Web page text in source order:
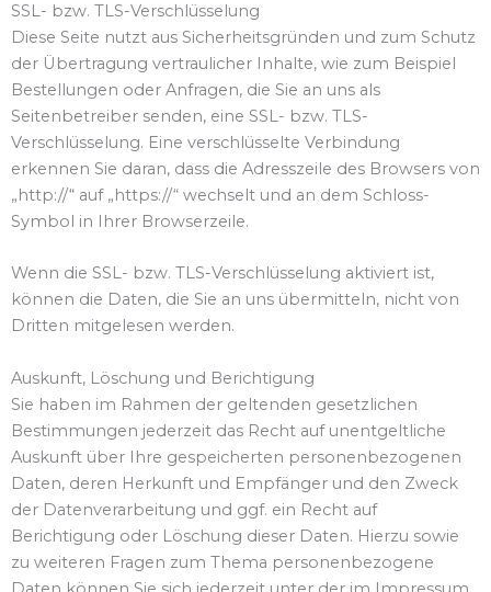
SSL- bzw. TLS-Verschlüsselung
Diese Seite nutzt aus Sicherheitsgründen und zum Schutz
der Übertragung vertraulicher Inhalte, wie zum Beispiel
Bestellungen oder Anfragen, die Sie an uns als
Seitenbetreiber senden, eine SSL- bzw. TLS-
Verschlüsselung. Eine verschlüsselte Verbindung
erkennen Sie daran, dass die Adresszeile des Browsers von
„http://“ auf „https://“ wechselt und an dem Schloss-
Symbol in Ihrer Browserzeile.
Wenn die SSL- bzw. TLS-Verschlüsselung aktiviert ist,
können die Daten, die Sie an uns übermitteln, nicht von
Dritten mitgelesen werden.
Auskunft, Löschung und Berichtigung
Sie haben im Rahmen der geltenden gesetzlichen
Bestimmungen jederzeit das Recht auf unentgeltliche
Auskunft über Ihre gespeicherten personenbezogenen
Daten, deren Herkunft und Empfänger und den Zweck
der Datenverarbeitung und ggf. ein Recht auf
Berichtigung oder Löschung dieser Daten. Hierzu sowie
zu weiteren Fragen zum Thema personenbezogene